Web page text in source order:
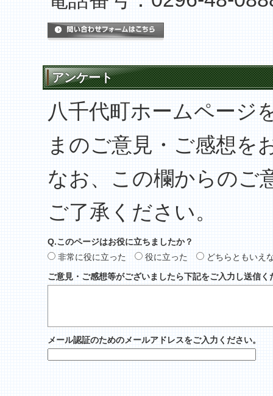
アンケート
八千代町ホームページ
まのご意見・ご感想を
なお、この欄からのご
ご了承ください。
Q.このページはお役に立ちましたか？
非常に役に立った
役に立った
どちらともいえ
ご意見・ご感想等がございましたら下記をご入力し送信く
メール認証のためのメールアドレスをご入力ください。